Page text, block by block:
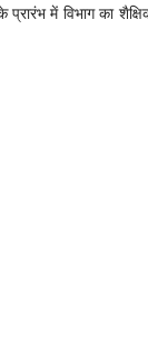
में विभाग का